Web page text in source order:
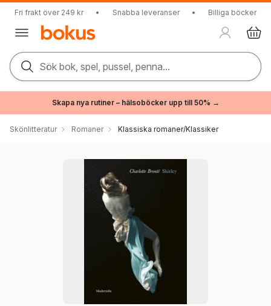
Fri frakt över 249 kr • Snabba leveranser • Billiga böcker
Sök bok, spel, pussel, penna...
Skapa nya rutiner – hälsoböcker upp till 50% →
Skönlitteratur Romaner Klassiska romaner/Klassiker